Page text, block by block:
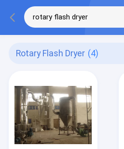
Rotary Flash Dryer (4)